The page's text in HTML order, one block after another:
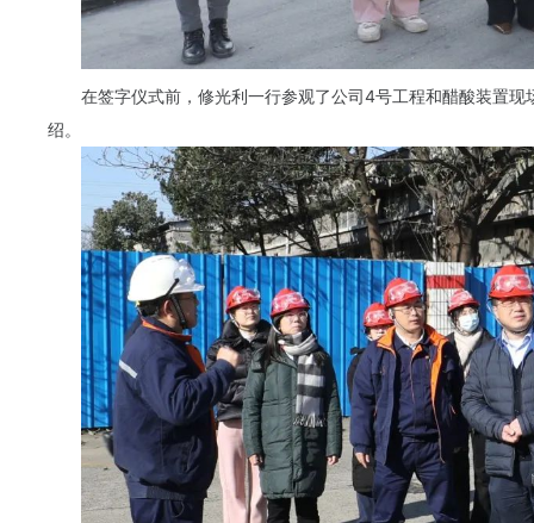
在签字仪式前，修光利一行参观了公司4号工程和醋酸装置
绍。